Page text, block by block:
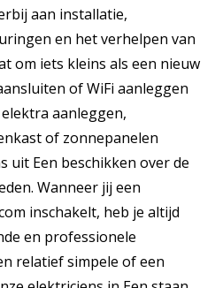
aan installatie,
en het verhelpen van
om iets kleins als een nieuw
of WiFi aanleggen
aanleggen,
of zonnepanelen
uit Een beschikken over de
Wanneer jij een
inschakelt, heb je altijd
en professionele
relatief simpele of een